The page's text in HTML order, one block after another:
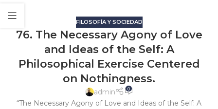
FILOSOFÍA Y SOCIEDAD
76. The Necessary Agony of Love
and Ideas of the Self: A
Philosophical Exercise Centered
on Nothingness.
admin 0
“The Necessary Agony of Love and Ideas of the Self: A